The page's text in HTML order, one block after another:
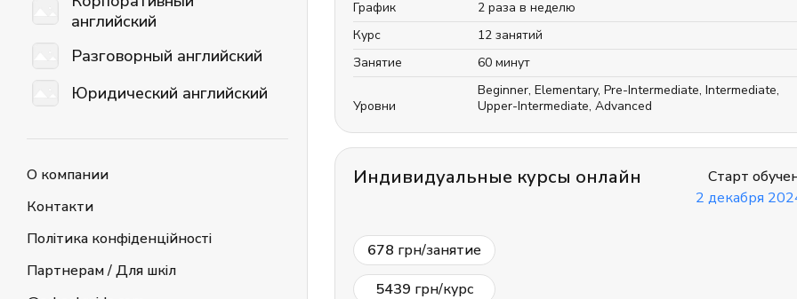
английский
Разговорный английский
Юридический английский
О компании
Контакти
Політика конфіденційності
Партнерам / Для шкіл
График
2 раза в неделю
Курс
12 занятий
Занятие
60 минут
Уровни
Beginner, Elementary, Pre-Intermediate, Intermediate,
Upper-Intermediate, Advanced
Индивидуальные курсы онлайн
Старт
2 декабря
678 грн/занятие
5439 грн/курс